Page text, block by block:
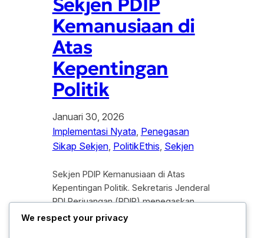
Sekjen PDIP
Kemanusiaan di
Atas
Kepentingan
Politik
Januari 30, 2026
Implementasi Nyata, Penegasan
Sikap Sekjen, PolitikEthis, Sekjen
Sekjen PDIP Kemanusiaan di Atas
Kepentingan Politik. Sekretaris Jenderal
PDI Perjuangan (PDIP) menegaskan
bahwa nilai-nilai kemanusiaan harus
We respect your privacy